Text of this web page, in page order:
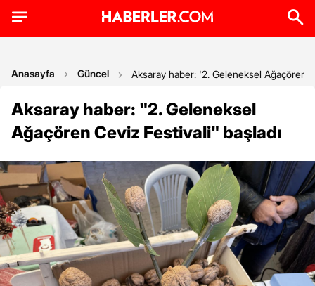
Anasayfa Güncel Aksaray haber: '2. Geleneksel Ağaçören
Aksaray haber: "2. Geleneksel
Ağaçören Ceviz Festivali" başladı